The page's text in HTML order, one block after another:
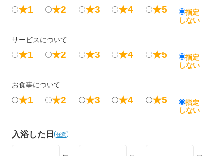
★1 ★2 ★3 ★4 ★5
指定
しない
サービスについて
★1 ★2 ★3 ★4 ★5
指定
しない
お食事について
★1 ★2 ★3 ★4 ★5
指定
しない
入浴した日 任意